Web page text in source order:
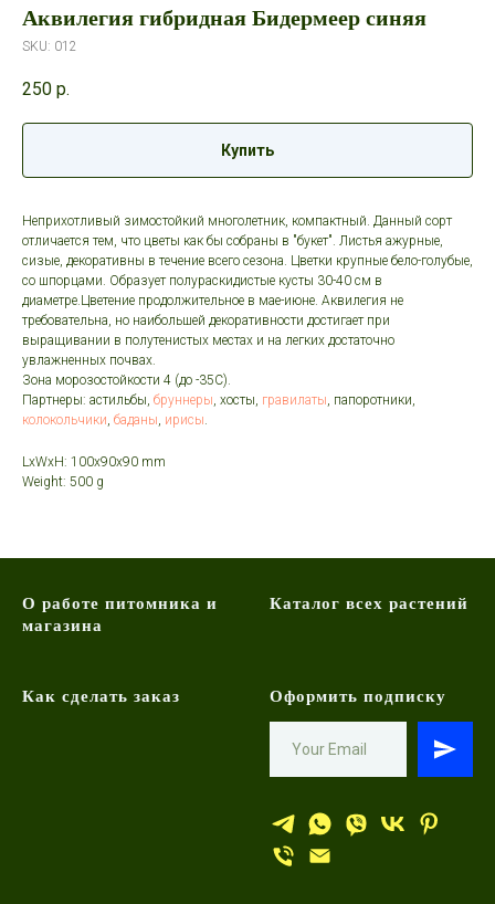
Аквилегия гибридная Бидермеер синяя
SKU: 012
250 р.
Купить
Неприхотливый зимостойкий многолетник, компактный. Данный сорт
отличается тем, что цветы как бы собраны в "букет". Листья ажурные,
сизые, декоративны в течение всего сезона. Цветки крупные бело-голубые,
со шпорцами. Образует полураскидистые кусты 30-40 см в
диаметре.Цветение продолжительное в мае-июне. Аквилегия не
требовательна, но наибольшей декоративности достигает при
выращивании в полутенистых местах и на легких достаточно
увлажненных почвах.
Зона морозостойкости 4 (до -35С).
Партнеры: астильбы, бруннеры, хосты, гравилаты, папоротники,
колокольчики, баданы, ирисы.
LxWxH: 100x90x90 mm
Weight: 500 g
О работе питомника и
магазина
Каталог всех растений
Как сделать заказ Оформить подписку